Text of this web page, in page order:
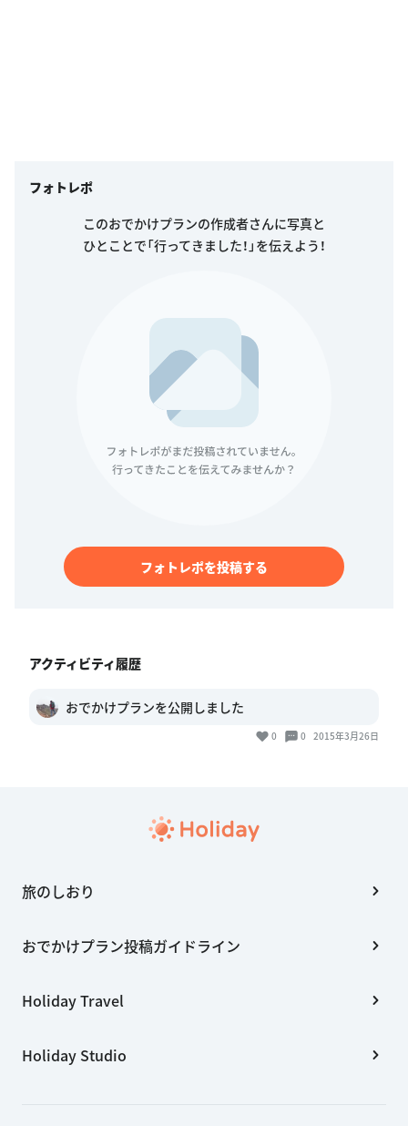
フォトレポ
このおでかけプランの作成者さんに写真と
ひとことで「行ってきました！」を伝えよう！
フォトレポを投稿する
アクティビティ履歴
おでかけプランを公開しました
0 0 2015年3月26日
旅のしおり
おでかけプラン投稿ガイドライン
Holiday Travel
Holiday Studio